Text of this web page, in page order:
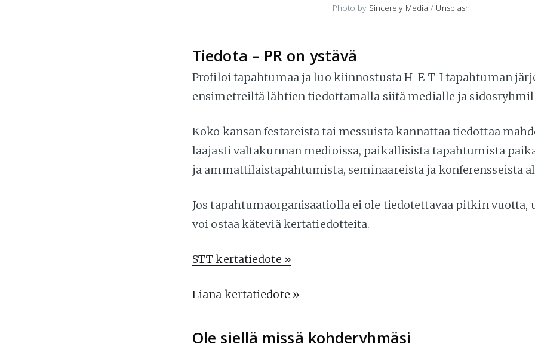
Photo by Sincerely Media / Unsplash
Tiedota – PR on ystävä
Profiloi tapahtumaa ja luo kiinnostusta H-E-T-I tapahtuman
ensimetreiltä lähtien tiedottamalla siitä medialle ja
Koko kansan festareista tai messuista kannattaa tiedottaa
laajasti valtakunnan medioissa, paikallisista tapahtumista
ja ammattilaistapahtumista, seminaareista ja konferensseista
Jos tapahtumaorganisaatiolla ei ole tiedotettavaa pitkin vuotta,
voi ostaa käteviä kertatiedotteita.
STT kertatiedote »
Liana kertatiedote »
Ole siellä missä kohderyhmäsi